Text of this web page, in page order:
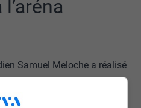
Samuel Meloche a réalisé
Verdon ouvrir la
période avec un but en